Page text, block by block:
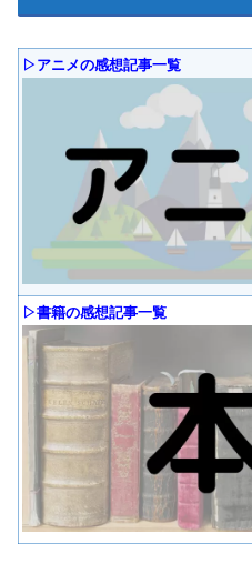
▷アニメの感想記事一覧
▷書籍の感想記事一覧